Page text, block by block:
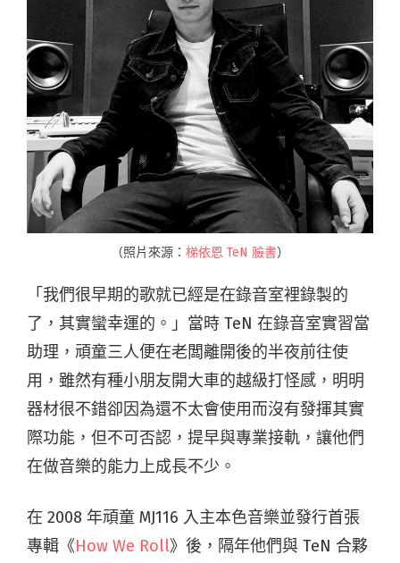
（照片來源： 梯依恩 TeN 臉書）
「我們很早期的歌就已經是在錄音室裡錄製的
了，其實蠻幸運的。」當時 TeN 在錄音室實習當
助理，頑童三人便在老闆離開後的半夜前往使
用，雖然有種小朋友開大車的越級打怪感，明明
器材很不錯卻因為還不太會使用而沒有發揮其實
際功能，但不可否認，提早與專業接軌，讓他們
在做音樂的能力上成長不少。
在 2008 年頑童 MJ116 入主本色音樂並發行首張
專輯《How We Roll》後，隔年他們與 TeN 合夥